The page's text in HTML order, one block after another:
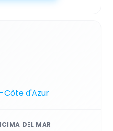
d'Azur
DEL MAR